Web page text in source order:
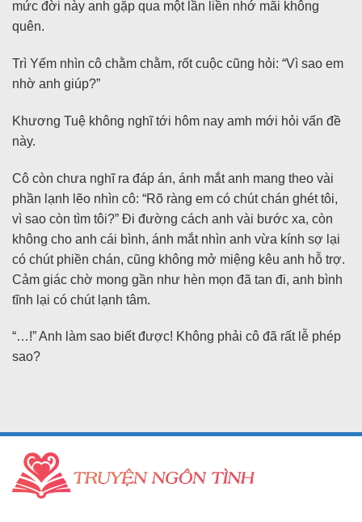
mức đời này anh gặp qua một lần liền nhớ mãi không
quên.
Trì Yếm nhìn cô chằm chằm, rốt cuộc cũng hỏi: “Vì sao em
nhờ anh giúp?”
Khương Tuệ không nghĩ tới hôm nay amh mới hỏi vấn đề
này.
Cô còn chưa nghĩ ra đáp án, ánh mắt anh mang theo vài
phần lạnh lẽo nhìn cô: “Rõ ràng em có chút chán ghét tôi,
vì sao còn tìm tôi?” Đi đường cách anh vài bước xa, còn
không cho anh cái bình, ánh mắt nhìn anh vừa kính sợ lại
có chút phiền chán, cũng không mở miệng kêu anh hỗ trợ.
Cảm giác chờ mong gần như hèn mọn đã tan đi, anh bình
tĩnh lại có chút lạnh tâm.
“…!” Anh làm sao biết được! Không phải cô đã rất lễ phép
sao?